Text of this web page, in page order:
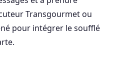
Transgourmet ou
pour intégrer le soufflé